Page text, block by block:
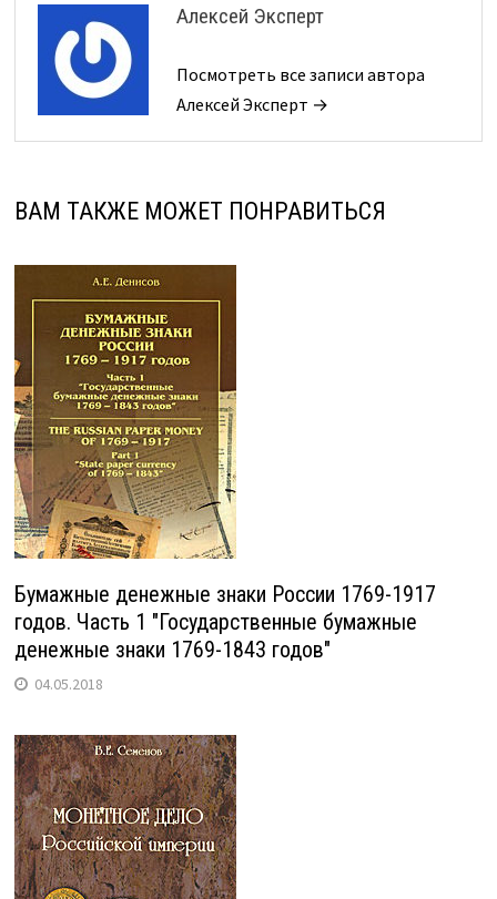
Алексей Эксперт
Посмотреть все записи автора
Алексей Эксперт →
ВАМ ТАКЖЕ МОЖЕТ ПОНРАВИТЬСЯ
Бумажные денежные знаки России 1769-1917
годов. Часть 1 "Государственные бумажные
денежные знаки 1769-1843 годов"
04.05.2018